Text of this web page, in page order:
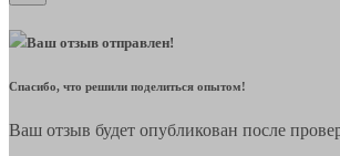
Ваш отзыв отправлен!
Спасибо, что решили поделиться опытом!
Ваш отзыв будет опубликован после